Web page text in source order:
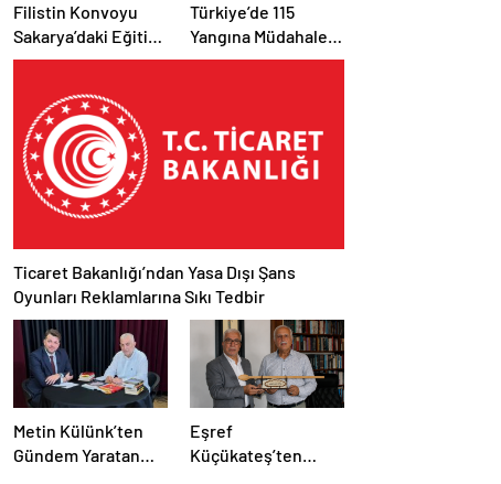
Filistin Konvoyu
Sakarya’daki Eğitim
Kampını
Etabı Başlıyor
Türkiye’de 115
Yangına Müdahale
Edildi: 110’u Kontrol
Ticaret Bakanlığı’ndan Yasa Dışı Şans
Oyunları Reklamlarına Sıkı Tedbir
Metin Külünk’ten
Gündem Yaratan
Eşref
Küçükateş’ten